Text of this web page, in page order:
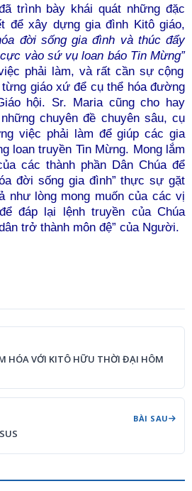
trình bày khái quát những đặc
để xây dựng gia đình Kitô giáo,
đời sống gia đình và thúc đẩy
vào sứ vụ loan báo Tin Mừng”
phải làm, và rất cần sự cộng
giáo xứ để cụ thể hóa đường
hội. Sr. Maria cũng cho hay
chuyên đề chuyên sâu, cụ
việc phải làm để giúp các gia
loan truyền Tin Mừng. Mong lắm
các thành phần Dân Chúa để
đời sống gia đình” thực sự gặt
như lòng mong muốn của các vị
đáp lại lệnh truyền của Chúa
trở thành môn đệ” của Người.
HÓA VỚI KITÔ HỮU THỜI ĐẠI HÔM
BÀI SAU